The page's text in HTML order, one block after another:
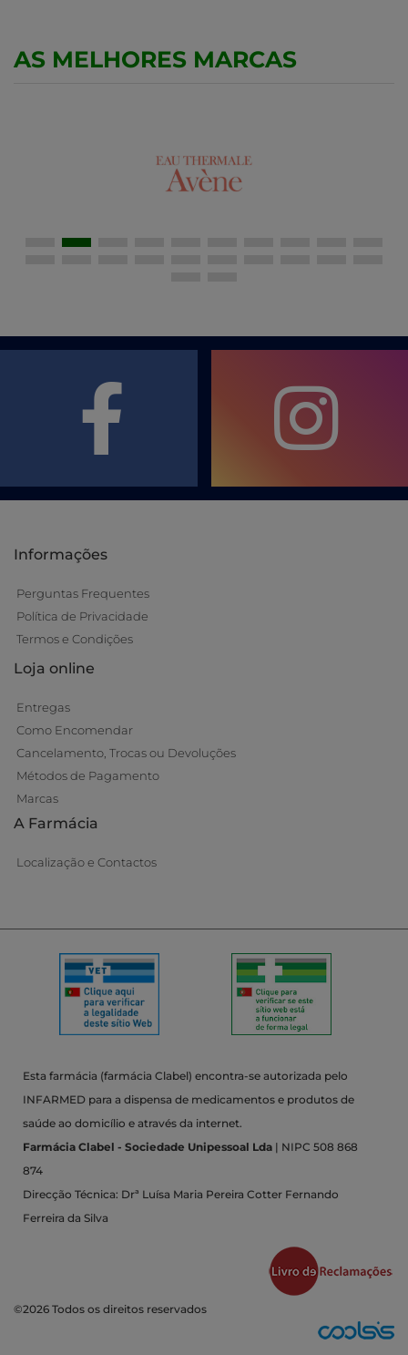
AS MELHORES MARCAS
Informações
Perguntas Frequentes
Política de Privacidade
Termos e Condições
Loja online
Entregas
Como Encomendar
Cancelamento, Trocas ou Devoluções
Métodos de Pagamento
Marcas
A Farmácia
Localização e Contactos
Esta farmácia (farmácia Clabel) encontra-se autorizada pelo
INFARMED para a dispensa de medicamentos e produtos de
saúde ao domicílio e através da internet.
Farmácia Clabel - Sociedade Unipessoal Lda | NIPC 508 868
874
Direcção Técnica: Drª Luísa Maria Pereira Cotter Fernando
Ferreira da Silva
©2026 Todos os direitos reservados